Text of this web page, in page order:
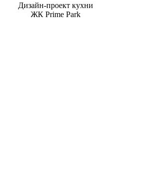
Дизайн-проект кухни
ЖК Prime Park